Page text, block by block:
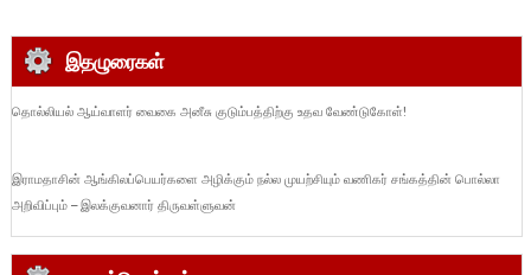
இதழுரைகள்
தொல்லியல் ஆய்வாளர் வைகை அனீசு குடும்பத்திற்கு உதவ வேண்டுகோள்!
இராமதாசின் ஆங்கிலப்பெயர்களை அழிக்கும் நல்ல முயற்சியும் வணிகர் சங்கத்தின் பொல்லா
அறிவிப்பும் – இலக்குவனார் திருவள்ளுவன்